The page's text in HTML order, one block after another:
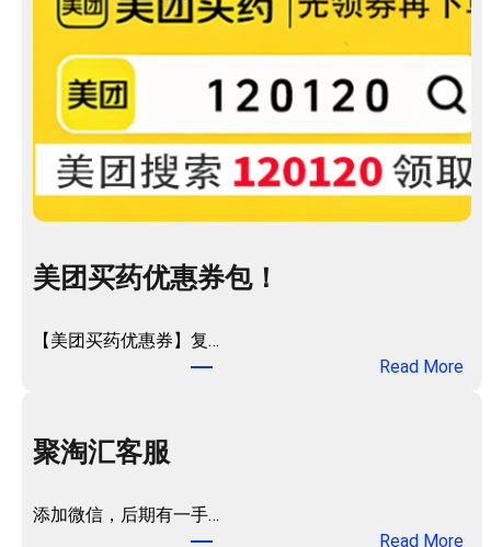
美团买药优惠券包！
【美团买药优惠券】复…
Read More：
聚淘汇客服
添加微信，后期有一手…
Read More：